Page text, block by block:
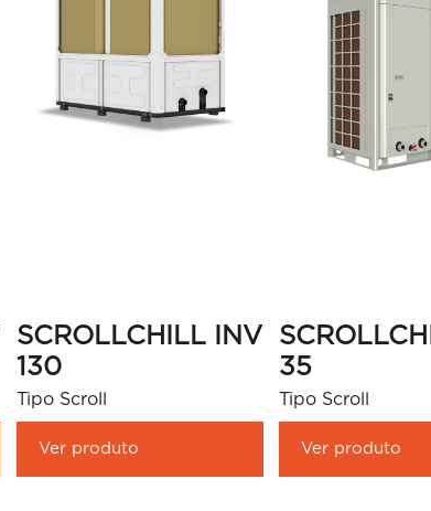
SCROLLCHILL INV
130
Tipo Scroll
Ver produto
35
Tipo Scroll
Ver produto